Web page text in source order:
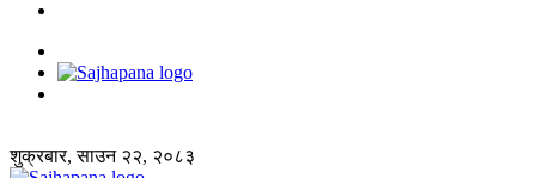
शुक्रबार, साउन २२, २०८३